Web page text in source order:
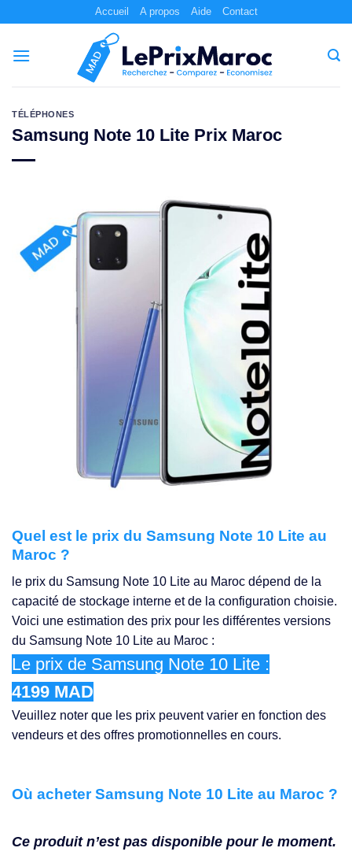
contenu
Accueil A propos Aide Contact
TÉLÉPHONES
Samsung Note 10 Lite Prix Maroc
Quel est le prix du Samsung Note 10 Lite au
Maroc ?
le prix du Samsung Note 10 Lite au Maroc dépend de la
capacité de stockage interne et de la configuration choisie.
Voici une estimation des prix pour les différentes versions
du Samsung Note 10 Lite au Maroc :
Le prix de Samsung Note 10 Lite :
4199 MAD
Veuillez noter que les prix peuvent varier en fonction des
vendeurs et des offres promotionnelles en cours.
Où acheter Samsung Note 10 Lite au Maroc ?
Ce produit n’est pas disponible pour le moment.